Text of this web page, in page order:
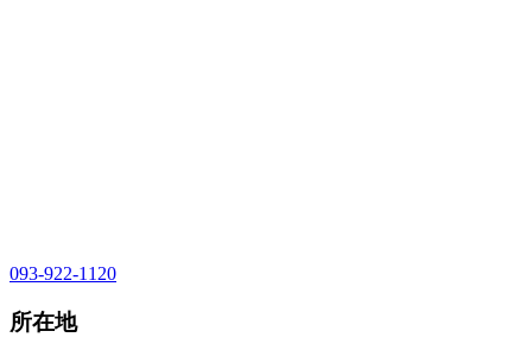
093-922-1120
所在地